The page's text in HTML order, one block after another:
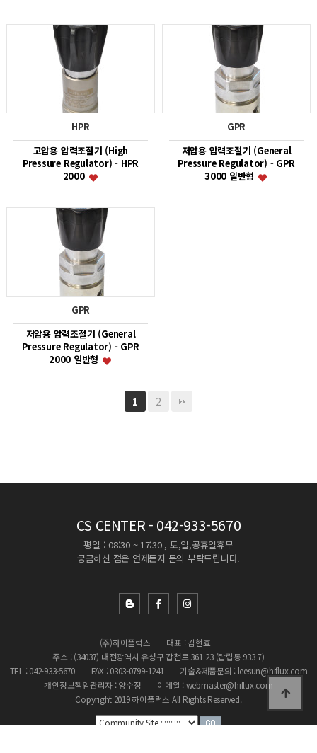
HPR
고압용 압력조절기 (High
Pressure Regulator) - HPR
2000
GPR
저압용 압력조절기 (General
Pressure Regulator) - GPR
3000 일반형
GPR
저압용 압력조절기 (General
Pressure Regulator) - GPR
2000 일반형
1 2
CS CENTER - 042-933-5670
평일 : 08:30 ~ 17:30 , 토,일,공휴일휴무
궁금하신 점은 언제든지 문의 부탁드립니다.
(주)하이플럭스
대표 : 김현효
주소 : (34037) 대전광역시 유성구 갑천로 361-23 (탑립동 933-7)
TEL : 042-933-5670
FAX : 0303-0799-1241
기술&제품문의 : leesun@hiflux.com
개인정보책임관리자 : 양수정
이메일 : webmaster@hiflux.com
Copyright 2019 하이플럭스 All Rights Reserved.